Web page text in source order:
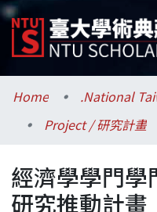
Communities &
Research Outputs
Fundings & Projects
Home
Project / 研究計畫
經濟學學門學
研究推動計畫